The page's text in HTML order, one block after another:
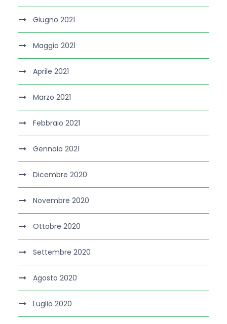
Giugno 2021
Maggio 2021
Aprile 2021
Marzo 2021
Febbraio 2021
Gennaio 2021
Dicembre 2020
Novembre 2020
Ottobre 2020
Settembre 2020
Agosto 2020
Luglio 2020